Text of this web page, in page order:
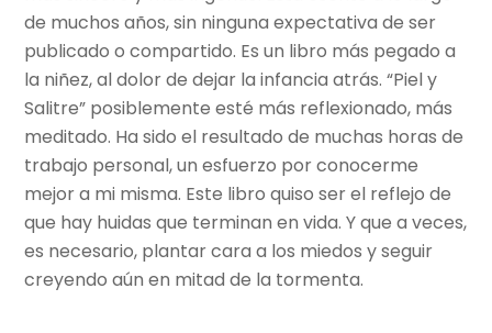
de muchos años, sin ninguna expectativa de ser
publicado o compartido. Es un libro más pegado a
la niñez, al dolor de dejar la infancia atrás. “Piel y
Salitre” posiblemente esté más reflexionado, más
meditado. Ha sido el resultado de muchas horas de
trabajo personal, un esfuerzo por conocerme
mejor a mi misma. Este libro quiso ser el reflejo de
que hay huidas que terminan en vida. Y que a veces,
es necesario, plantar cara a los miedos y seguir
creyendo aún en mitad de la tormenta.